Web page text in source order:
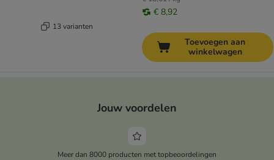
13 varianten
€ 8,92
Toevoegen aan
winkelwagen
Jouw voordelen
Meer dan 8000 producten met topbeoordelingen